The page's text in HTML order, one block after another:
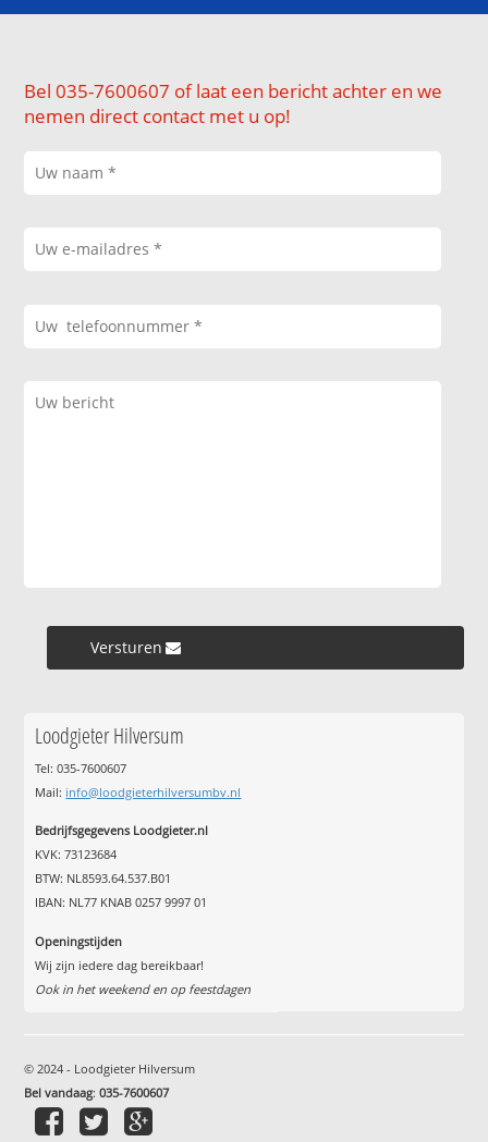
Bel 035-7600607 of laat een bericht achter en we
nemen direct contact met u op!
Versturen »
Loodgieter Hilversum
Tel: 035-7600607
Mail: info@loodgieterhilversumbv.nl
Bedrijfsgegevens Loodgieter.nl
KVK: 73123684
BTW: NL8593.64.537.B01
IBAN: NL77 KNAB 0257 9997 01
Openingstijden
Wij zijn iedere dag bereikbaar!
Ook in het weekend en op feestdagen
© 2024 - Loodgieter Hilversum
Bel vandaag:035-7600607